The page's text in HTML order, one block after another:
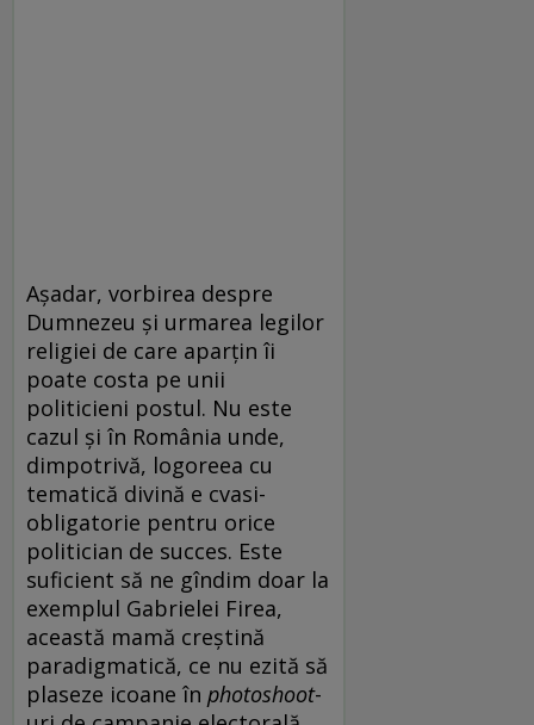
Așadar, vorbirea despre
Dumnezeu și urmarea legilor
religiei de care aparțin îi
poate costa pe unii
politicieni postul. Nu este
cazul și în România unde,
dimpotrivă, logoreea cu
tematică divină e cvasi-
obligatorie pentru orice
politician de succes. Este
suficient să ne gîndim doar la
exemplul Gabrielei Firea,
această mamă creștină
paradigmatică, ce nu ezită să
plaseze icoane în photoshoot-